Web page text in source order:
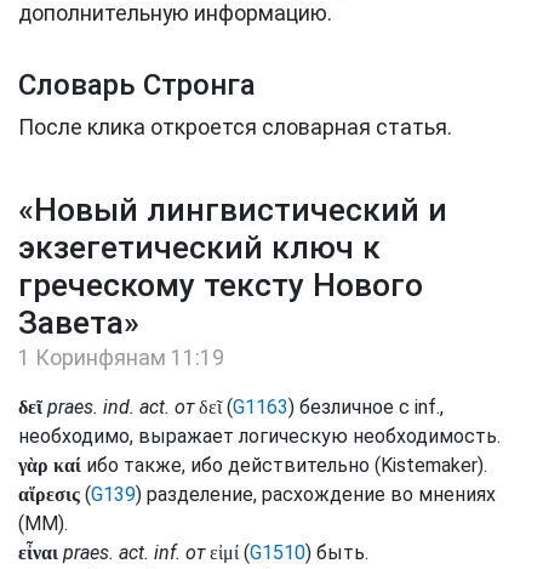
дополнительную информацию.
Словарь Стронга
После клика откроется словарная статья.
«Новый лингвистический и
экзегетический ключ к
греческому тексту Нового
Завета»
1 Коринфянам 11:19
δεῖ praes. ind. act. от δεῖ(G1163) безличное с inf.,
необходимо, выражает логическую необходимость.
γὰρ καί ибо также, ибо действительно (Kistemaker).
αἵρεσις (G139) разделение, расхождение во мнениях
(MM).
εἶναι praes. act. inf. от εἰμί(G1510) быть.